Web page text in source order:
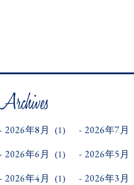
2026年8月 (1) 2026年7月
2026年6月 (1) 2026年5月
2026年4月 (1) 2026年3月